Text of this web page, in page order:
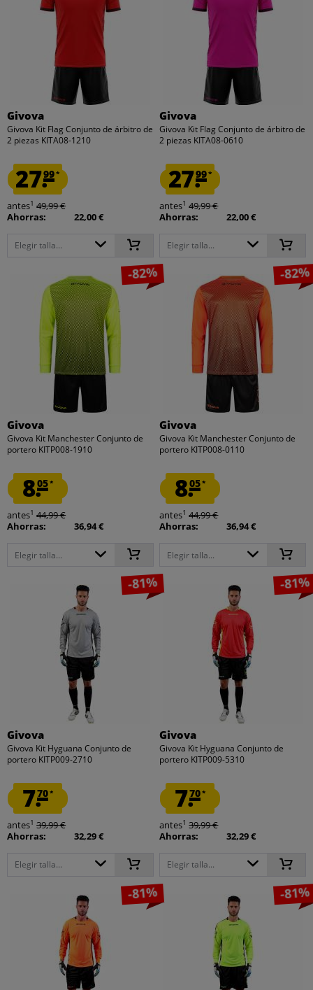
Givova
Givova Kit Flag Conjunto de árbitro de
2 piezas KITA08-1210
27.99*
antes1 49,99 €
Ahorras:
22,00 €
Elegir talla...
Givova
Givova Kit Flag Conjunto de árbitro de
2 piezas KITA08-0610
27.99*
antes1 49,99 €
Ahorras:
22,00 €
Elegir talla...
-82%
Givova
Givova Kit Manchester Conjunto de
portero KITP008-1910
8.05*
antes1 44,99 €
Ahorras:
36,94 €
Elegir talla...
-82%
Givova
Givova Kit Manchester Conjunto de
portero KITP008-0110
8.05*
antes1 44,99 €
Ahorras:
36,94 €
Elegir talla...
-81%
Givova
Givova Kit Hyguana Conjunto de
portero KITP009-2710
7.70*
antes1 39,99 €
Ahorras:
32,29 €
Elegir talla...
-81%
Givova
Givova Kit Hyguana Conjunto de
portero KITP009-5310
7.70*
antes1 39,99 €
Ahorras:
32,29 €
Elegir talla...
-81% -81%